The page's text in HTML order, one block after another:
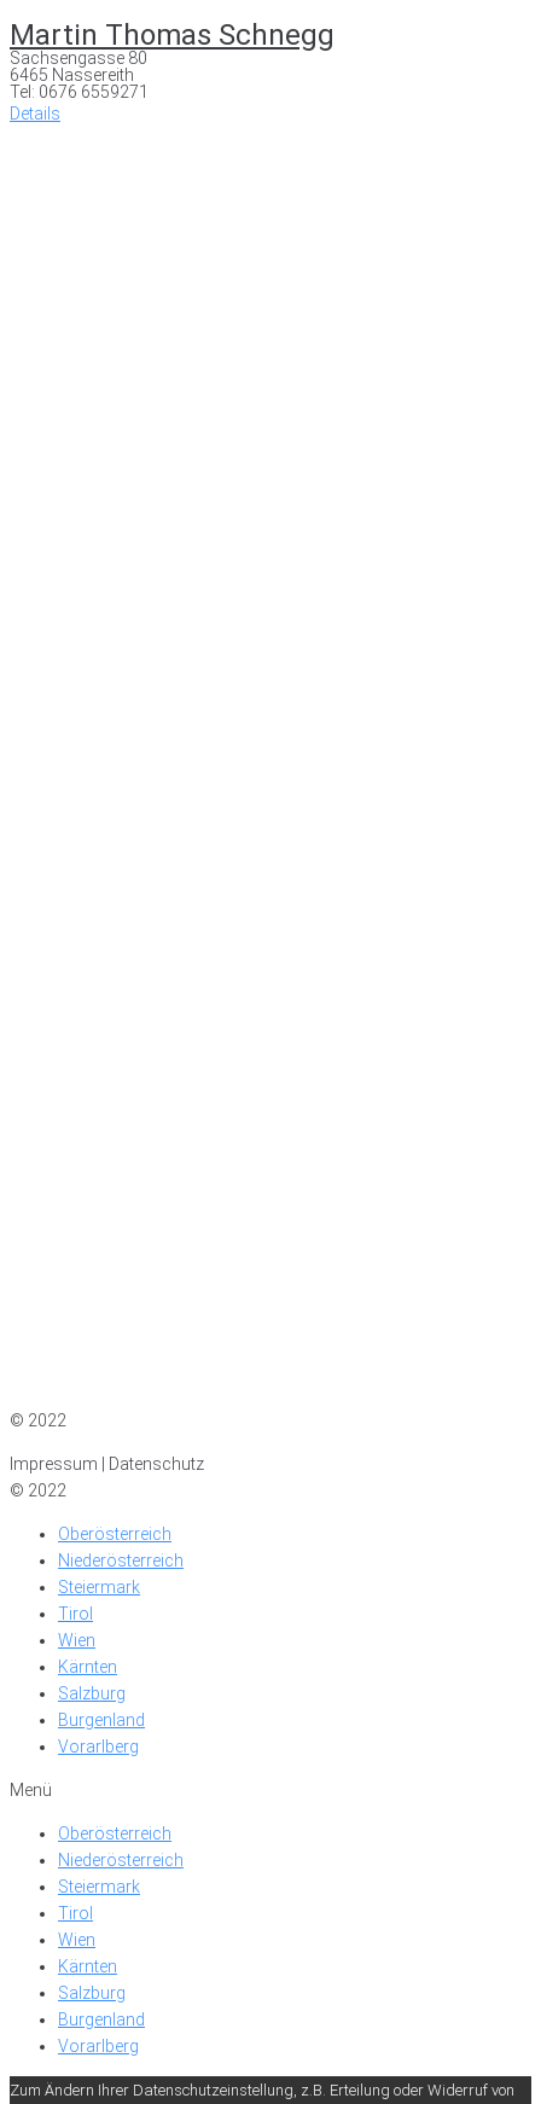
Martin Thomas Schnegg
Sachsengasse 80
6465 Nassereith
Tel: 0676 6559271
Details
© 2022
Impressum | Datenschutz
© 2022
Oberösterreich
Niederösterreich
Steiermark
Tirol
Wien
Kärnten
Salzburg
Burgenland
Vorarlberg
Menü
Oberösterreich
Niederösterreich
Steiermark
Tirol
Wien
Kärnten
Salzburg
Burgenland
Vorarlberg
Zum Ändern Ihrer Datenschutzeinstellung, z.B. Erteilung oder Widerruf von